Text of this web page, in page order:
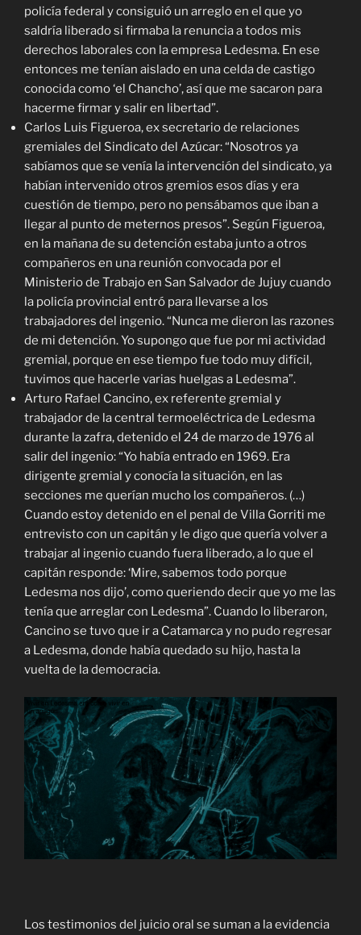
policía federal y consiguió un arreglo en el que yo
saldría liberado si firmaba la renuncia a todos mis
derechos laborales con la empresa Ledesma. En ese
entonces me tenían aislado en una celda de castigo
conocida como ‘el Chancho’, así que me sacaron para
hacerme firmar y salir en libertad”.
Carlos Luis Figueroa, ex secretario de relaciones
gremiales del Sindicato del Azúcar: “Nosotros ya
sabíamos que se venía la intervención del sindicato, ya
habían intervenido otros gremios esos días y era
cuestión de tiempo, pero no pensábamos que iban a
llegar al punto de meternos presos”. Según Figueroa,
en la mañana de su detención estaba junto a otros
compañeros en una reunión convocada por el
Ministerio de Trabajo en San Salvador de Jujuy cuando
la policía provincial entró para llevarse a los
trabajadores del ingenio. “Nunca me dieron las razones
de mi detención. Yo supongo que fue por mi actividad
gremial, porque en ese tiempo fue todo muy difícil,
tuvimos que hacerle varias huelgas a Ledesma”.
Arturo Rafael Cancino, ex referente gremial y
trabajador de la central termoeléctrica de Ledesma
durante la zafra, detenido el 24 de marzo de 1976 al
salir del ingenio: “Yo había entrado en 1969. Era
dirigente gremial y conocía la situación, en las
secciones me querían mucho los compañeros. (…)
Cuando estoy detenido en el penal de Villa Gorriti me
entrevisto con un capitán y le digo que quería volver a
trabajar al ingenio cuando fuera liberado, a lo que el
capitán responde: ‘Mire, sabemos todo porque
Ledesma nos dijo’, como queriendo decir que yo me las
tenía que arreglar con Ledesma”. Cuando lo liberaron,
Cancino se tuvo que ir a Catamarca y no pudo regresar
a Ledesma, donde había quedado su hijo, hasta la
vuelta de la democracia.
Los testimonios del juicio oral se suman a la evidencia